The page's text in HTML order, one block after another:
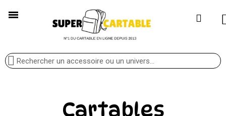
Cartables